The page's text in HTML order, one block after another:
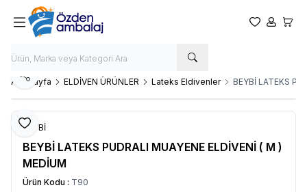
Favorilerim
Hesabım
Ana Sayfa ELDİVEN ÜRÜNLER Lateks Eldivenler BEYBİ LATEKS
Favoriye Ekle
Paylaş
BEYBİ
BEYBİ LATEKS PUDRALI MUAYENE ELDİVENİ ( M )
MEDİUM
Ürün Kodu : T90